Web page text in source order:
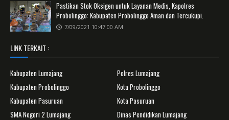
Pastikan Stok Oksigen untuk Layanan Medis, Kapolres
Probolinggo: Kabupaten Probolinggo Aman dan Tercukupi.
7/09/2021 10:47:00 AM
LINK TERKAIT :
Kabupaten Lumajang
Polres Lumajang
Kabupaten Probolinggo
Kota Probolinggo
Kabupaten Pasuruan
Kota Pasuruan
SMA Negeri 2 Lumajang
Dinas Pendidikan Lumajang